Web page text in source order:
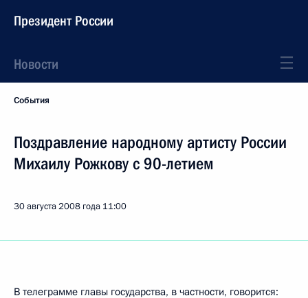
Президент России
Новости
События
Поздравление народному артисту России
Михаилу Рожкову с 90-летием
30 августа 2008 года 11:00
В телеграмме главы государства, в частности, говорится: